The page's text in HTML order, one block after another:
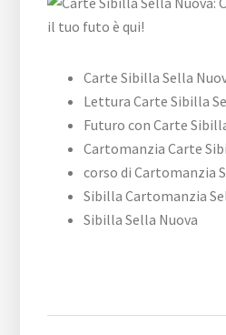
Carte Sibilla Sella
Lettura Carte Sibilla
Futuro con Carte
Cartomanzia Carte
corso di Cartomanzia
Sibilla Cartomanzia
Sibilla Sella Nuova